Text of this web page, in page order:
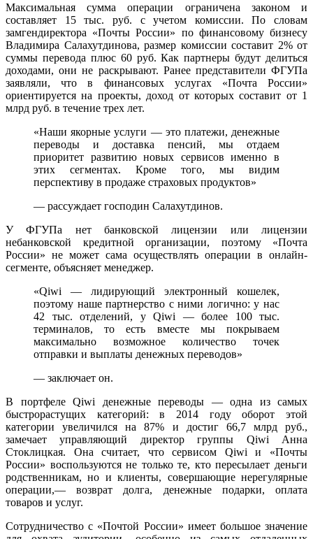
Максимальная сумма операции ограничена законом и
составляет 15 тыс. руб. с учетом комиссии. По словам
замгендиректора «Почты России» по финансовому бизнесу
Владимира Салахутдинова, размер комиссии составит 2% от
суммы перевода плюс 60 руб. Как партнеры будут делиться
доходами, они не раскрывают. Ранее представители ФГУПа
заявляли, что в финансовых услугах «Почта России»
ориентируется на проекты, доход от которых составит от 1
млрд руб. в течение трех лет.
«Наши якорные услуги — это платежи, денежные
переводы и доставка пенсий, мы отдаем
приоритет развитию новых сервисов именно в
этих сегментах. Кроме того, мы видим
перспективу в продаже страховых продуктов»
— рассуждает господин Салахутдинов.
У ФГУПа нет банковской лицензии или лицензии
небанковской кредитной организации, поэтому «Почта
России» не может сама осуществлять операции в онлайн-
сегменте, объясняет менеджер.
«Qiwi — лидирующий электронный кошелек,
поэтому наше партнерство с ними логично: у нас
42 тыс. отделений, у Qiwi — более 100 тыс.
терминалов, то есть вместе мы покрываем
максимально возможное количество точек
отправки и выплаты денежных переводов»
— заключает он.
В портфеле Qiwi денежные переводы — одна из самых
быстрорастущих категорий: в 2014 году оборот этой
категории увеличился на 87% и достиг 66,7 млрд руб.,
замечает управляющий директор группы Qiwi Анна
Стоклицкая. Она считает, что сервисом Qiwi и «Почты
России» воспользуются не только те, кто пересылает деньги
родственникам, но и клиенты, совершающие нерегулярные
операции,— возврат долга, денежные подарки, оплата
товаров и услуг.
Сотрудничество с «Почтой России» имеет большое значение